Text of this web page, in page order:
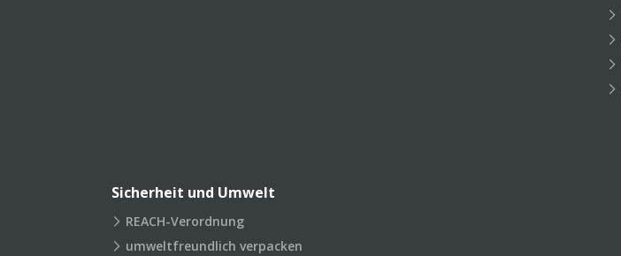
Sicherheit und Umwelt
REACH-Verordnung
umweltfreundlich verpacken